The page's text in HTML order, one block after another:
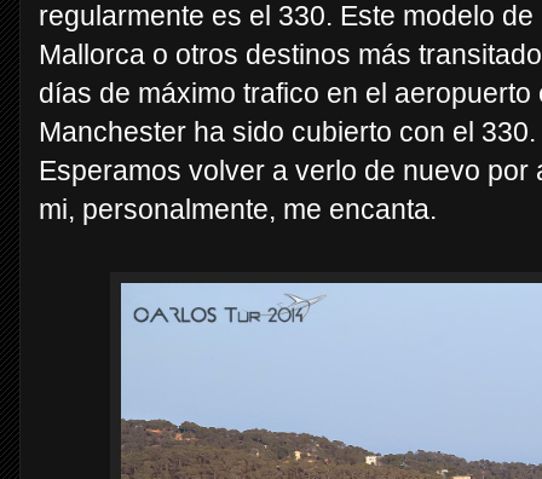
regularmente es el 330. Este modelo
Mallorca o otros destinos más
días de máximo trafico en el
Manchester ha sido cubierto con el 330.
Esperamos volver a verlo de nuevo
mi, personalmente, me encanta.